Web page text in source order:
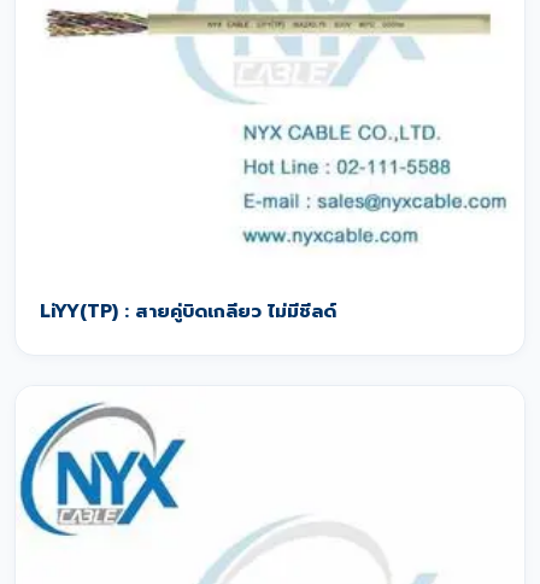
LiYY(TP) : สายคู่บิดเกลียว ไม่มีชีลด์